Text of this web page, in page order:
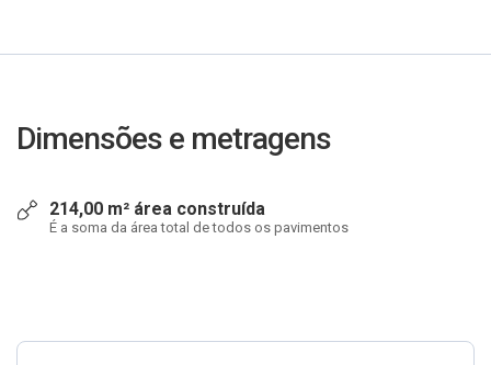
Dimensões e metragens
214,00 m² área construída
É a soma da área total de todos os pavimentos